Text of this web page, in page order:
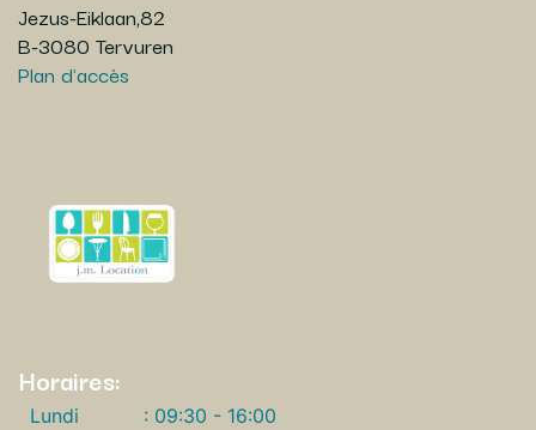
Jezus-Eiklaan,82
B-3080 Tervuren
Plan d'accès
Horaires:
Lundi
: 09:30 - 16:00